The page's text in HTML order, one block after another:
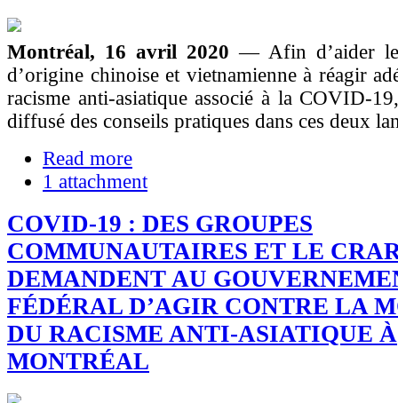
Montréal, 16 avril 2020— Afin d’aider
d’origine chinoise et vietnamienne à réagir
racisme anti-asiatique associé à la COVID-
diffusé des conseils pratiques dans ces deux
Read more
1 attachment
COVID-19 : DES GROUPES
COMMUNAUTAIRES ET LE
DEMANDENT AU
FÉDÉRAL D’AGIR CONTRE LA
DU RACISME ANTI-ASIATIQUE À
MONTRÉAL